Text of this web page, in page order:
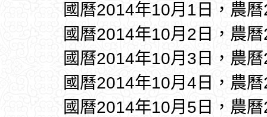
國曆2014年10月1日，農
國曆2014年10月2日，農
國曆2014年10月3日，農
國曆2014年10月4日，農
國曆2014年10月5日，農